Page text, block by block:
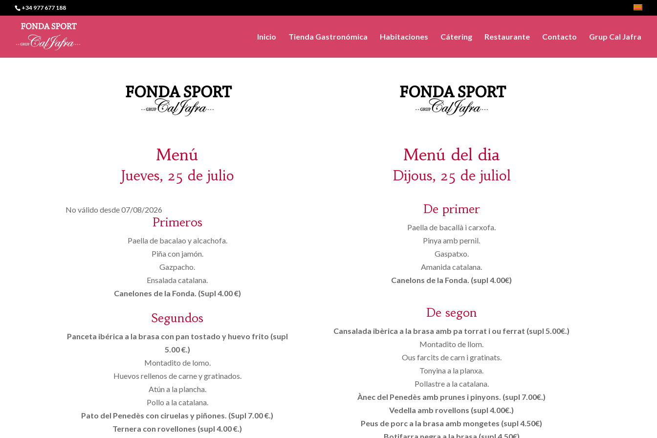
+34 977 677 188
Inicio Tienda Gastronómica Habitaciones Cátering Restaurante Contacto Grup Cal Jafra
Menú
Jueves, 25 de julio
No válido desde 07/08/2026
Primeros
Paella de bacalao y alcachofa.
Piña con jamón.
Gazpacho.
Ensalada catalana.
Canelones de la Fonda. (Supl 4.00 €)
Segundos
Panceta ibérica a la brasa con pan tostado y huevo frito (supl
5.00 €.)
Montadito de lomo.
Huevos rellenos de carne y gratinados.
Atún a la plancha.
Pollo a la catalana.
Pato del Penedès con ciruelas y piñones. (Supl 7.00 €.)
Ternera con rovellones (supl 4.00 €.)
Menú del dia
Dijous, 25 de juliol
De primer
Paella de bacallà i carxofa.
Pinya amb pernil.
Gaspatxo.
Amanida catalana.
Canelons de la Fonda. (supl 4.00€)
De segon
Cansalada ibèrica a la brasa amb pa torrat i ou ferrat (supl 5.00€.)
Montadito de llom.
Ous farcits de carn i gratinats.
Tonyina a la planxa.
Pollastre a la catalana.
Ànec del Penedès amb prunes i pinyons. (supl 7.00€.)
Vedella amb rovellons (supl 4.00€.)
Peus de porc a la brasa amb mongetes (supl 4.50€)